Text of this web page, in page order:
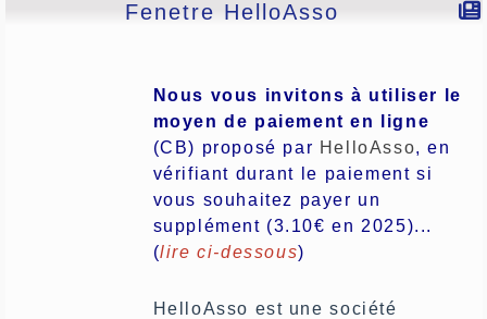
Fenetre HelloAsso
Nous vous invitons à utiliser le
moyen de paiement en ligne
(CB) proposé par HelloAsso, en
vérifiant durant le paiement si
vous souhaitez payer un
supplément (3.10€ en 2025)...
(lire ci-dessous)
HelloAsso est une société